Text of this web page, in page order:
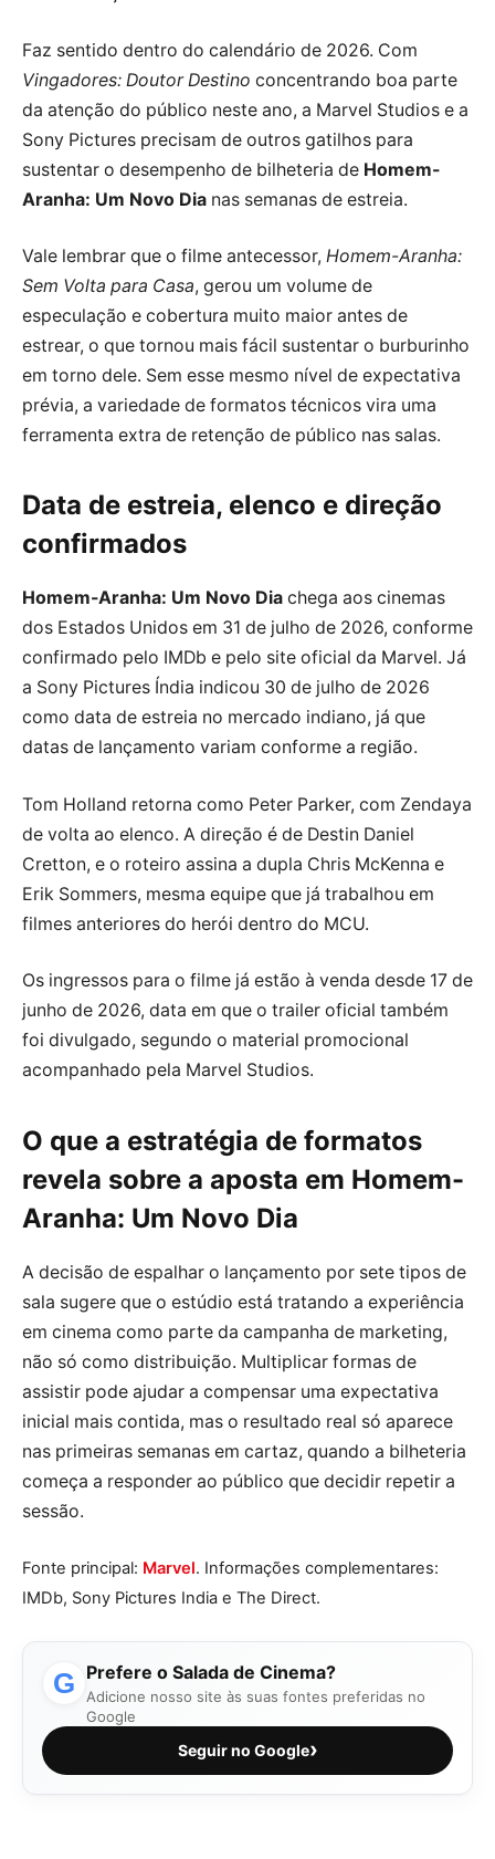
Faz sentido dentro do calendário de 2026. Com
Vingadores: Doutor Destino concentrando boa parte
da atenção do público neste ano, a Marvel Studios e a
Sony Pictures precisam de outros gatilhos para
sustentar o desempenho de bilheteria de Homem-
Aranha: Um Novo Dia nas semanas de estreia.
Vale lembrar que o filme antecessor, Homem-Aranha:
Sem Volta para Casa, gerou um volume de
especulação e cobertura muito maior antes de
estrear, o que tornou mais fácil sustentar o burburinho
em torno dele. Sem esse mesmo nível de expectativa
prévia, a variedade de formatos técnicos vira uma
ferramenta extra de retenção de público nas salas.
Data de estreia, elenco e direção
confirmados
Homem-Aranha: Um Novo Dia chega aos cinemas
dos Estados Unidos em 31 de julho de 2026, conforme
confirmado pelo IMDb e pelo site oficial da Marvel. Já
a Sony Pictures Índia indicou 30 de julho de 2026
como data de estreia no mercado indiano, já que
datas de lançamento variam conforme a região.
Tom Holland retorna como Peter Parker, com Zendaya
de volta ao elenco. A direção é de Destin Daniel
Cretton, e o roteiro assina a dupla Chris McKenna e
Erik Sommers, mesma equipe que já trabalhou em
filmes anteriores do herói dentro do MCU.
Os ingressos para o filme já estão à venda desde 17 de
junho de 2026, data em que o trailer oficial também
foi divulgado, segundo o material promocional
acompanhado pela Marvel Studios.
O que a estratégia de formatos
revela sobre a aposta em Homem-
Aranha: Um Novo Dia
A decisão de espalhar o lançamento por sete tipos de
sala sugere que o estúdio está tratando a experiência
em cinema como parte da campanha de marketing,
não só como distribuição. Multiplicar formas de
assistir pode ajudar a compensar uma expectativa
inicial mais contida, mas o resultado real só aparece
nas primeiras semanas em cartaz, quando a bilheteria
começa a responder ao público que decidir repetir a
sessão.
Fonte principal: Marvel. Informações complementares:
IMDb, Sony Pictures India e The Direct.
G Prefere o Salada de Cinema?
Adicione nosso site às suas fontes preferidas no
Google
Seguir no Google›